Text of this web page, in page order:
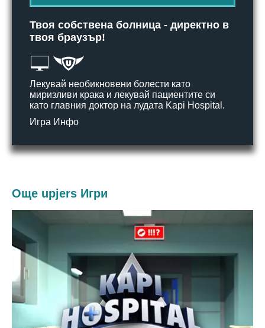
Твоя собствена болница - директно в
твоя браузър!
Лекувай необикновени болести като
миризливи крака и лекувай пациентите си
като главния доктор на лудата Kapi Hospital.
Игра Инфо
Още upjers Игри